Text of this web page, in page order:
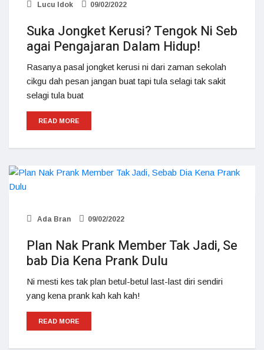
Lucu Idok 09/02/2022
Suka Jongket Kerusi? Tengok Ni Seb
agai Pengajaran Dalam Hidup!
Rasanya pasal jongket kerusi ni dari zaman sekolah
cikgu dah pesan jangan buat tapi tula selagi tak sakit
selagi tula buat
READ MORE
Ada Bran 09/02/2022
Plan Nak Prank Member Tak Jadi, Se
bab Dia Kena Prank Dulu
Ni mesti kes tak plan betul-betul last-last diri sendiri
yang kena prank kah kah kah!
READ MORE